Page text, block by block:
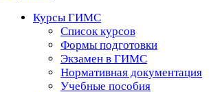
Курсы ГИМС
Список курсов
Формы подготовки
Экзамен в ГИМС
Нормативная документация
Учебные пособия